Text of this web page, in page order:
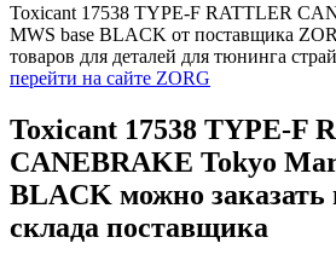
Toxicant 17538 TYPE-F RATTLER
MWS base BLACK от поставщика
товаров для деталей для тюнинга
перейти на сайте ZORG
Toxicant 17538 TYPE-F
CANEBRAKE Tokyo
BLACK можно заказать
склада поставщика